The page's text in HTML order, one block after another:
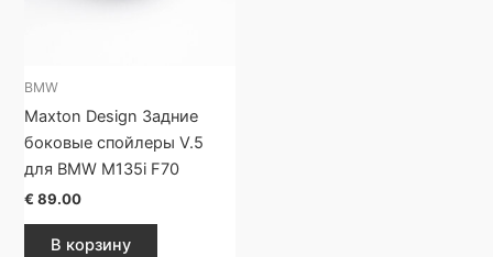
BMW
Maxton Design Задние
боковые спойлеры V.5
для BMW M135i F70
€ 89.00
В корзину